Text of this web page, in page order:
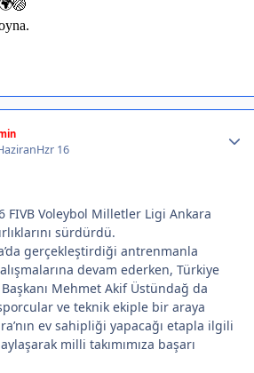
Hzr 16
FIVB Voleybol Milletler Ligi Ankara
sürdürdü.
gerçekleştirdiği antrenmanla
devam ederken, Türkiye
Mehmet Akif Üstündağ da
ve teknik ekiple bir araya
ev sahipliği yapacağı etapla ilgili
milli takımımıza başarı